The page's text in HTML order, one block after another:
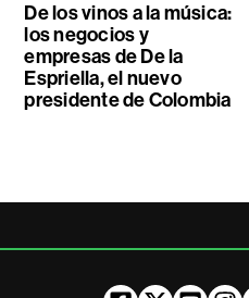
De los vinos a la música:
los negocios y
empresas de De la
Espriella, el nuevo
presidente de Colombia